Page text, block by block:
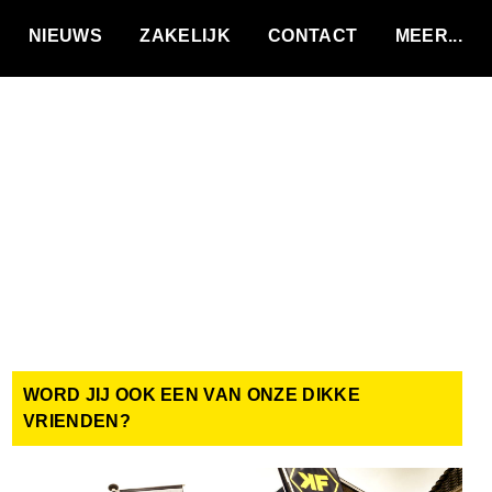
NIEUWS ZAKELIJK CONTACT
WORD JIJ OOK EEN VAN ONZE DIKKE
VRIENDEN?